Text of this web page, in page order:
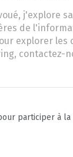
j'explore
de
explorer les
contactez-
participer à la